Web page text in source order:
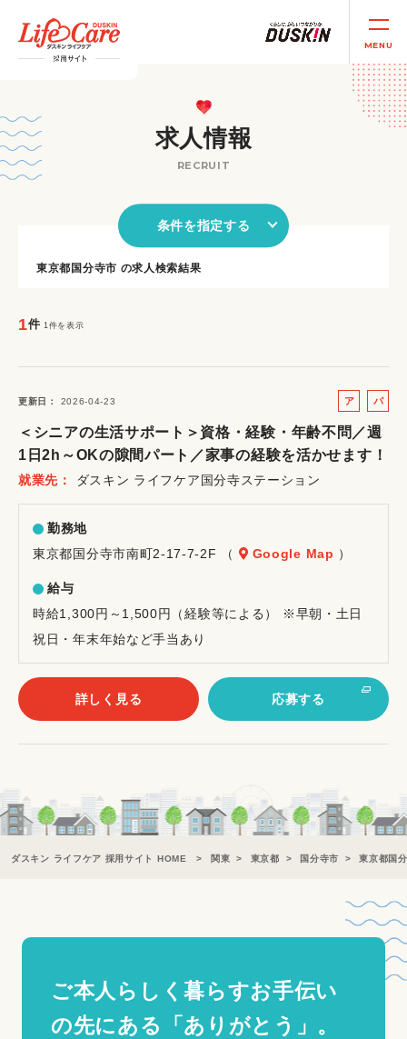
MENU
求人情報
RECRUIT
条件を指定する
東京都国分寺市 の求人検索結果
1件 1件を表示
更新日 2026-04-23
ア
バ
イ
パ
ト
＜シニアの生活サポート＞資格・経験・年齢不問／週
1日2h～OKの隙間パート／家事の経験を活かせます！
就業先 ダスキン ライフケア国分寺ステーション
勤務地
東京都国分寺市南町2-17-7-2F （
Google Map ）
給与
時給1,300円～1,500円（経験等による） ※早朝・土日
祝日・年末年始など手当あり
詳しく見る 応募する
ダスキン ライフケア 採用サイト HOME 関東 東京都 国分寺市 東京都国
ご本人らしく暮らすお手伝い
の先にある「ありがとう」。